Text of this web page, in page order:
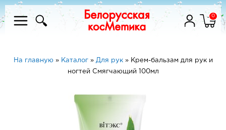
0
На главную» Каталог» Для рук» Крем-бальзам для рук и
ногтей Смягчающий 100мл